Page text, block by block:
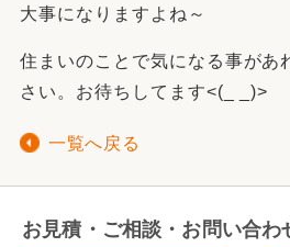
大事になりますよね～
住まいのことで気になる事があ
さい。お待ちしてます<(_ _)>
一覧へ戻る
お見積・ご相談・お問い合わ